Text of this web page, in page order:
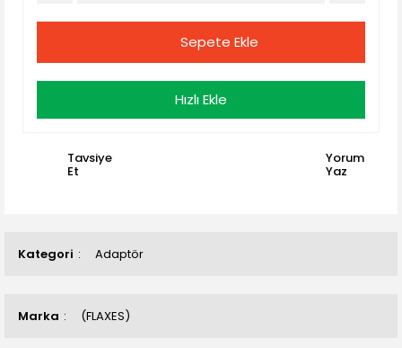
Kategori Adaptör
Marka (FLAXES)
Sepete Ekle
Hızlı Ekle
Tavsiye
Et
Yorum
Yaz